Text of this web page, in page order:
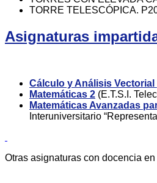
TORRE TELESCÓPICA.
Asignaturas
Cálculo y Análisis Vectorial
Matemáticas 2 (E.T.S.I.
Matemáticas Avanzadas
Interuniversitario
Otras asignaturas con docencia